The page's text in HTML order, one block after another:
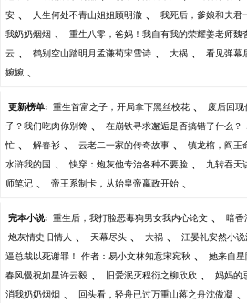
安 、 人生何处不青山姐姐顾明澈 、 我死后，爹娘和夫君
我奶奶烟烟 、 重生八零，爸妈！我自有我的荣耀姜老师魏
云 、 鹤别空山踏明月孟谦荀宋雪诗 、 大祸 、 看见弹幕
婉婉 、
更新榜单: 重生首富之子，开局拿下黑丝校花 、 废后回现
子？我们吃肉你别馋 、 在崩铁寻求邂逅是否搞错了什么？
忙 、 解春衫 、 云老二一家的传奇故事 、 镇龙棺，阎王
水浒我的国 、 快穿：炮灰他专治各种不要脸 、 九转吞天
师笔记 、 帝王系制卡，从始皇帝嬴政开始 、
完本小说: 重生后，我打脸恶毒狗男女我内心论文 、 暗香
炮灰情史旧情人 、 天幕尽头 、 大祸 、 江晏礼安然小
逼总裁以死谢罪！ 作者：易小文林知意宋宛秋 、 她来自星
春风慢祝如星许云毅 、 旧爱泯灭程衍之柳欣欣 、 妈妈的
消我奶奶烟烟 、 回头看，轻舟已过万重山蒋之舟沈傲凝 、